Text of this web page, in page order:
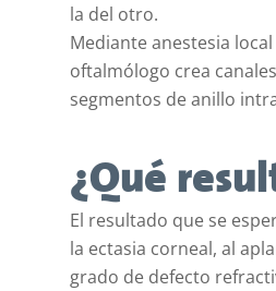
la del otro.
Mediante anestesia
oftalmólogo crea
segmentos de anillo
¿Qué
El resultado que se
la ectasia corneal, al
grado de defecto